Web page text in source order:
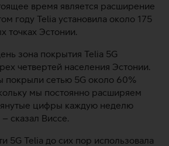
время является расширение
году Telia установила около 175
точках Эстонии.
зона покрытия Telia 5G
четвертей населения Эстонии.
покрыли сетью 5G около 60%
мы постоянно расширяем
цифры каждую неделю
сказал Виссе.
5G Telia до сих пор использовала